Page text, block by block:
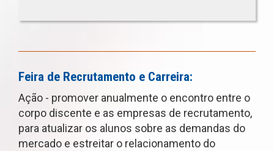
Feira de Recrutamento e Carreira:
Ação - promover anualmente o encontro entre o
corpo discente e as empresas de recrutamento,
para atualizar os alunos sobre as demandas do
mercado e estreitar o relacionamento do